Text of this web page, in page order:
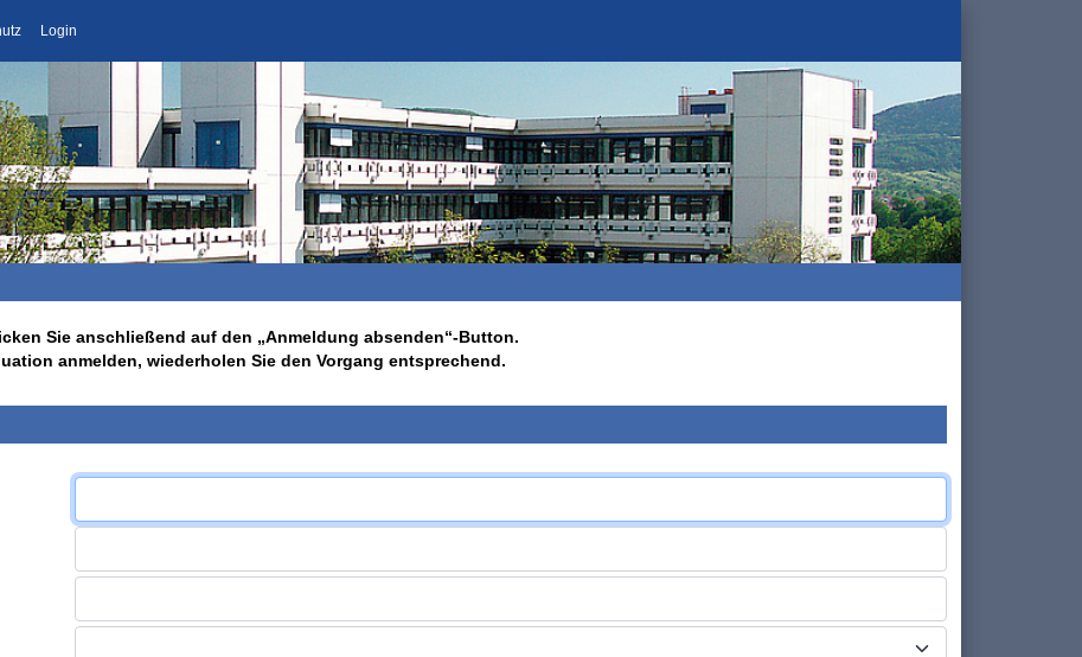
Login
Sie anschließend auf den „Anmeldung absenden“-Button.
anmelden, wiederholen Sie den Vorgang entsprechend.